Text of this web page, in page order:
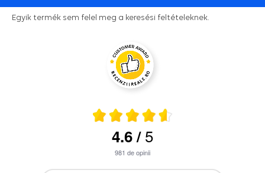
Egyik termék sem felel meg a keresési feltételeknek.
4.6/5
981 de opinii